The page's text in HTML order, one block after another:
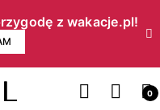
z wakacje.pl!​
0